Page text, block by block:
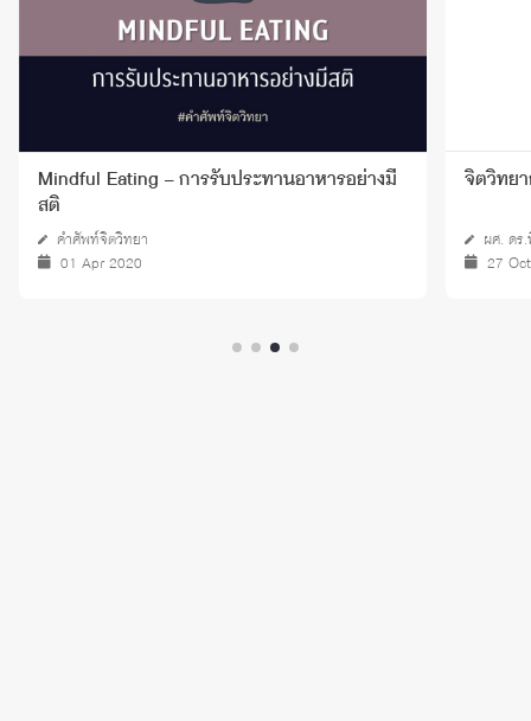
Mindful Eating – การรับประทานอาหารอย่างมี
สติ
คำศัพท์จิตวิทยา
01 Apr 2020
จิตวิทย
ผศ. ดร
27